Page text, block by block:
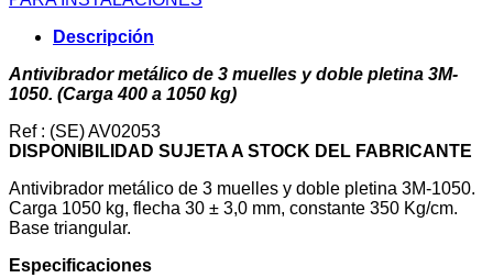
muelles
y
doble
pletina
3M-
cantidad
Descripción
Antivibrador metálico de 3 muelles y doble pletina 3M-
1050. (Carga 400 a 1050 kg)
Ref : (SE) AV02053
DISPONIBILIDAD SUJETA A STOCK DEL FABRICANTE
Antivibrador metálico de 3 muelles y doble pletina 3M-1050.
Carga 1050 kg, flecha 30 ± 3,0 mm, constante 350 Kg/cm.
Base triangular.
Especificaciones